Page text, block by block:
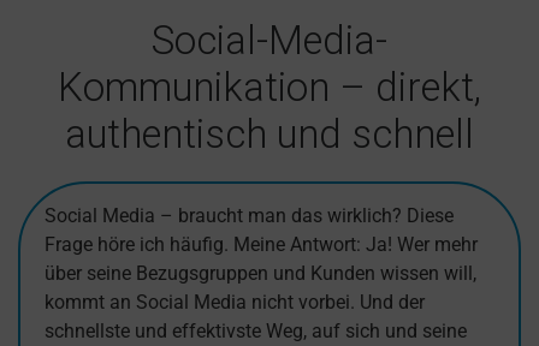
Social-Media-
Kommunikation – direkt,
authentisch und schnell
Social Media – braucht man das wirklich? Diese
Frage höre ich häufig. Meine Antwort: Ja! Wer mehr
über seine Bezugsgruppen und Kunden wissen will,
kommt an Social Media nicht vorbei. Und der
schnellste und effektivste Weg, auf sich und seine